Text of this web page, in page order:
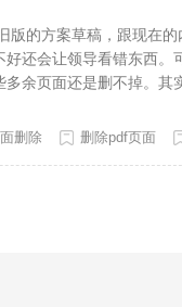
的方案草稿，跟现在的
还会让领导看错东西。
余页面还是删不掉。其
整
删除pdf页面
删除